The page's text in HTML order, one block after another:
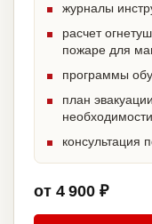
журналы
расчет
пожаре для
программы
план
необходимости
консультация
от 4 900 ₽